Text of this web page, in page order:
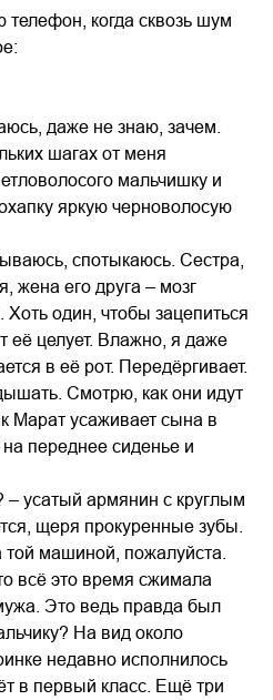
когда сквозь шум
даже не знаю, зачем.
шагах от меня
мальчишку и
яркую черноволосую
спотыкаюсь. Сестра,
жена его друга – мозг
один, чтобы зацепиться
её целует. Влажно, я даже
в её рот. Передёргивает.
Смотрю, как они идут
Марат усаживает сына в
переднее сиденье и
усатый армянин с круглым
щеря прокуренные зубы.
машиной, пожалуйста.
всё это время сжимала
Это ведь правда был
На вид около
недавно исполнилось
в первый класс. Ещё три